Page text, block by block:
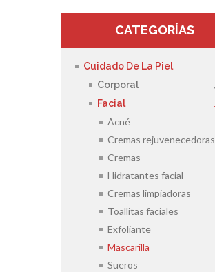
CATEGORÍAS
Cuidado De La Piel
Corporal
Facial
Acné
Cremas rejuvenecedoras
Cremas
Hidratantes facial
Cremas limpiadoras
Toallitas faciales
Exfoliante
Mascarilla
Sueros